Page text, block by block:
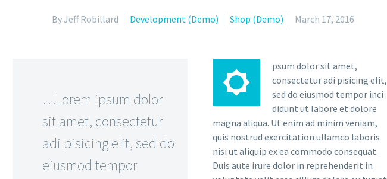
By Jeff Robillard Development (Demo) Shop (Demo) March 17, 2016
…Lorem ipsum dolor
sit amet, consectetur
adi pisicing elit, sed do
eiusmod tempor


psum dolor sit amet,
consectetur adi pisicing elit,
sed do eiusmod tempor inci
didunt ut labore et dolore
magna aliqua. Ut enim ad minim veniam,
quis nostrud exercitation ullamco laboris
nisi ut aliquip ex ea commodo consequat.
Duis aute irure dolor in reprehenderit in